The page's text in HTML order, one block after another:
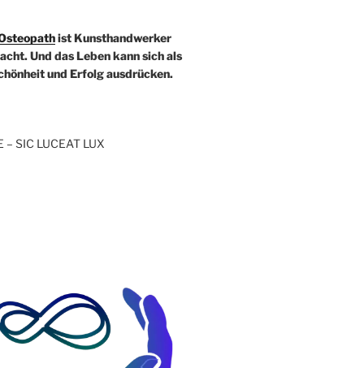
ist Kunsthandwerker
Und das Leben kann sich als
und Erfolg ausdrücken.
– SIC LUCEAT LUX